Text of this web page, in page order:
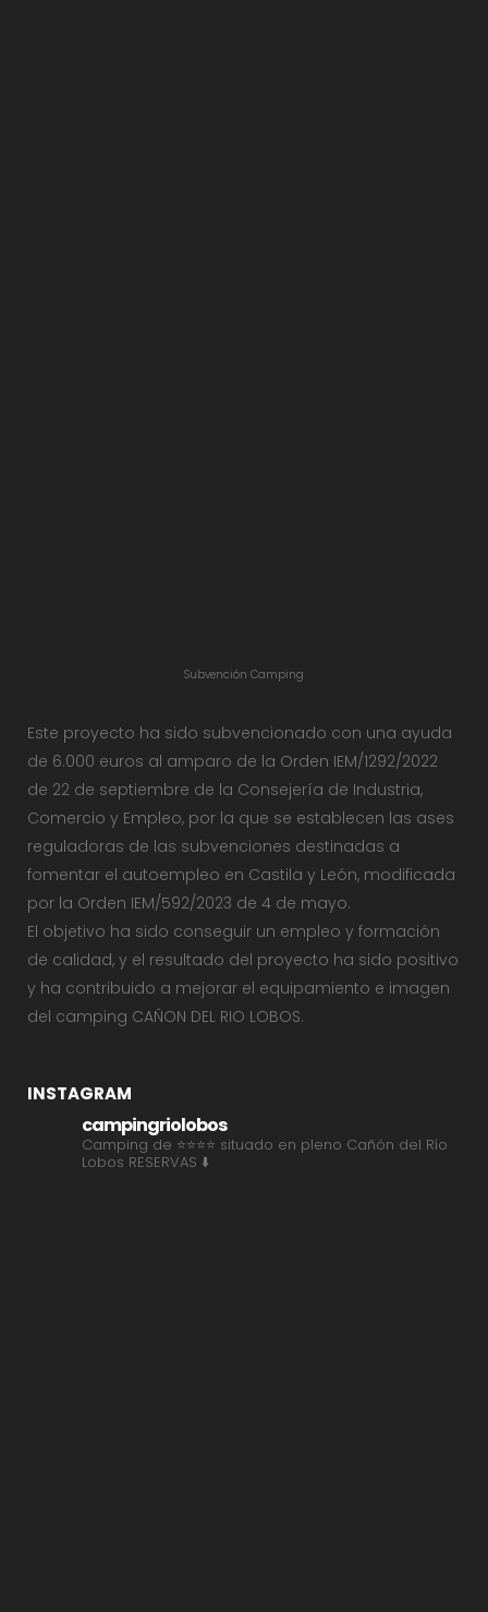
Subvención Camping
Este proyecto ha sido subvencionado con una ayuda
de 6.000 euros al amparo de la Orden IEM/1292/2022
de 22 de septiembre de la Consejería de Industria,
Comercio y Empleo, por la que se establecen las ases
reguladoras de las subvenciones destinadas a
fomentar el autoempleo en Castila y León, modificada
por la Orden IEM/592/2023 de 4 de mayo.
El objetivo ha sido conseguir un empleo y formación
de calidad, y el resultado del proyecto ha sido positivo
y ha contribuido a mejorar el equipamiento e imagen
del camping CAÑON DEL RIO LOBOS.
INSTAGRAM
campingriolobos
Camping de ⭐⭐⭐⭐ situado en pleno Cañón del Río
Lobos RESERVAS ⬇️